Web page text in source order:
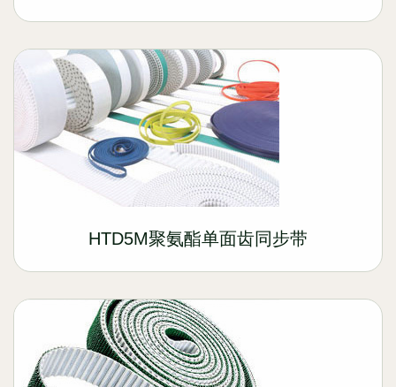
HTD5M聚氨酯单面齿同步带